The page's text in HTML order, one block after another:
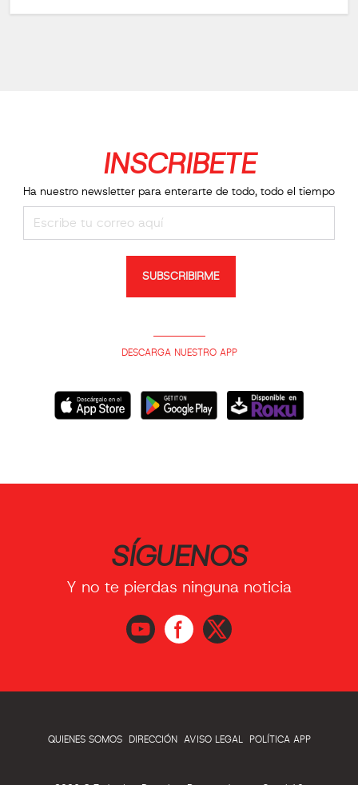
INSCRIBETE
Ha nuestro newsletter para enterarte de todo, todo el tiempo
SUBSCRIBIRME
DESCARGA NUESTRO APP
SÍGUENOS
Y no te pierdas ninguna noticia
QUIENES SOMOS DIRECCIÓN AVISO LEGAL POLÍTICA APP